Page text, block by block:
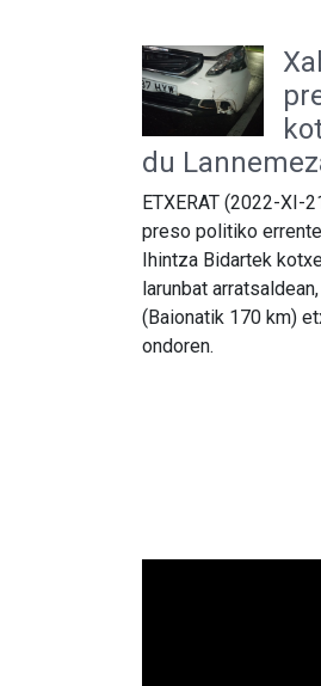
du
ETXERAT (2022-XI-
preso politiko
Ihintza Bidartek
larunbat
(Baionatik 170 km)
ondoren.